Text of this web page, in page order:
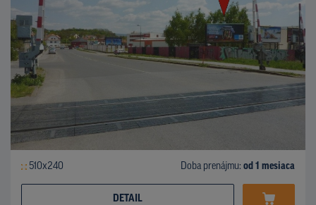
510x240 Doba prenájmu: od 1 mesiaca
DETAIL